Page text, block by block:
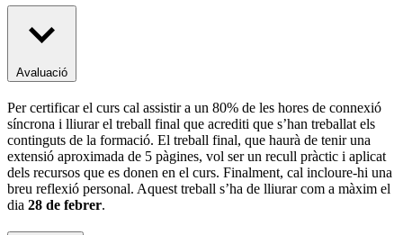
Avaluació
Per certificar el curs cal assistir a un 80% de les hores de connexió
síncrona i lliurar el treball final que acrediti que s’han treballat els
continguts de la formació. El treball final, que haurà de tenir una
extensió aproximada de 5 pàgines, vol ser un recull pràctic i aplicat
dels recursos que es donen en el curs. Finalment, cal incloure-hi una
breu reflexió personal. Aquest treball s’ha de lliurar com a màxim el
dia 28 de febrer.